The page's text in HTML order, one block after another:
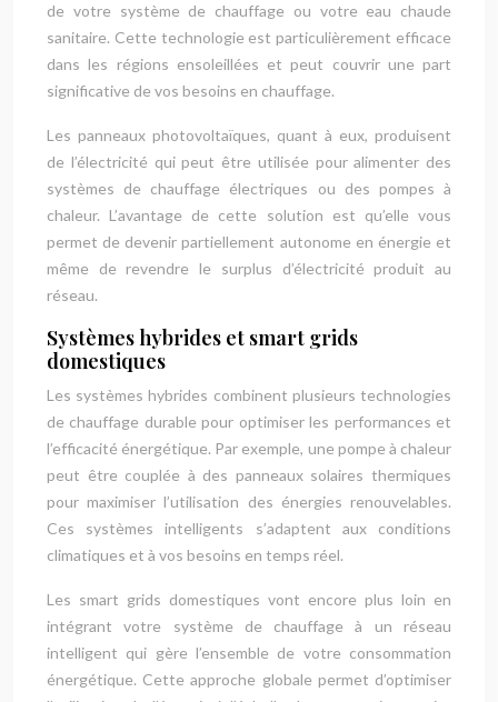
de votre système de chauffage ou votre eau chaude
sanitaire. Cette technologie est particulièrement efficace
dans les régions ensoleillées et peut couvrir une part
significative de vos besoins en chauffage.
Les panneaux photovoltaïques, quant à eux, produisent
de l’électricité qui peut être utilisée pour alimenter des
systèmes de chauffage électriques ou des pompes à
chaleur. L’avantage de cette solution est qu’elle vous
permet de devenir partiellement autonome en énergie et
même de revendre le surplus d’électricité produit au
réseau.
Systèmes hybrides et smart grids
domestiques
Les systèmes hybrides combinent plusieurs technologies
de chauffage durable pour optimiser les performances et
l’efficacité énergétique. Par exemple, une pompe à chaleur
peut être couplée à des panneaux solaires thermiques
pour maximiser l’utilisation des énergies renouvelables.
Ces systèmes intelligents s’adaptent aux conditions
climatiques et à vos besoins en temps réel.
Les smart grids domestiques vont encore plus loin en
intégrant votre système de chauffage à un réseau
intelligent qui gère l’ensemble de votre consommation
énergétique. Cette approche globale permet d’optimiser